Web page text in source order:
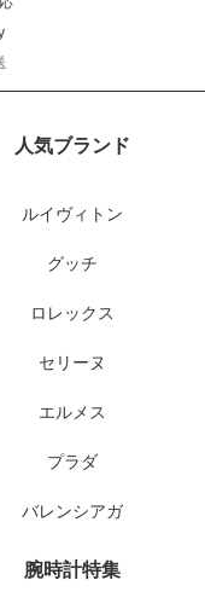
人気ブランド
ルイヴィトン
グッチ
ロレックス
セリーヌ
エルメス
プラダ
バレンシアガ
腕時計特集